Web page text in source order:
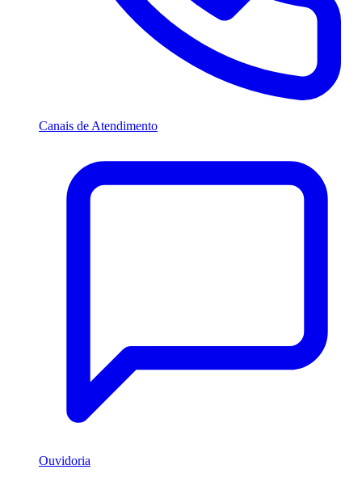
Canais de Atendimento
Ouvidoria